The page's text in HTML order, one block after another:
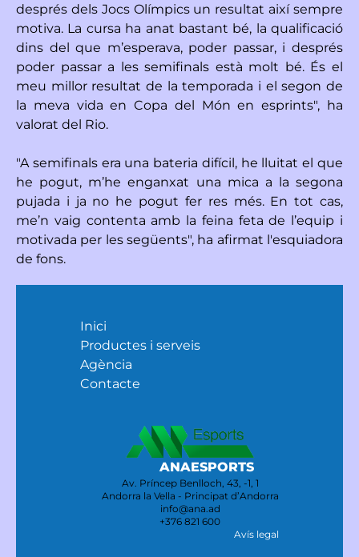
després dels Jocs Olímpics un resultat així sempre
motiva. La cursa ha anat bastant bé, la qualificació
dins del que m’esperava, poder passar, i després
poder passar a les semifinals està molt bé. És el
meu millor resultat de la temporada i el segon de
la meva vida en Copa del Món en esprints", ha
valorat del Rio.
"A semifinals era una bateria difícil, he lluitat el que
he pogut, m’he enganxat una mica a la segona
pujada i ja no he pogut fer res més. En tot cas,
me’n vaig contenta amb la feina feta de l’equip i
motivada per les següents", ha afirmat l'esquiadora
de fons.
Inici
Productes i serveis
Agència
Contacte
ANAESPORTS
Av. Príncep Benlloch, 43, -1, 1
Andorra la Vella - Principat d’Andorra
info@ana.ad
+376 821 600
Avís legal